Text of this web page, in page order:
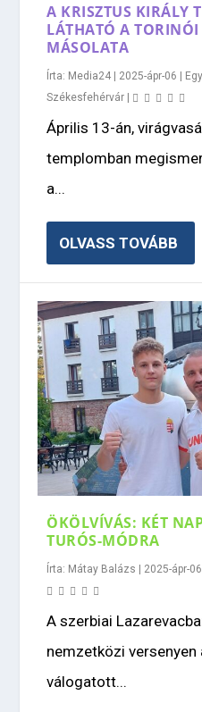
A KRISZTUS KIRÁLY
LÁTHATÓ A TORINÓI
MÁSOLATA
Írta: Media24 | 2025-ápr-06 |
Székesfehérvár |
Április 13-án,
templomban
a...
OLVASS TOVÁBB
ÖKÖLVÍVÁS: KÉT
TURÓS-MÓDRA
Írta: Mátay Balázs | 2025-ápr-06
A szerbiai
nemzetközi
válogatott...